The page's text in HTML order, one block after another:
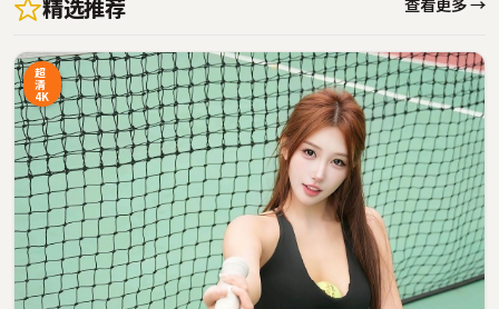
精选推荐
超
清
4K